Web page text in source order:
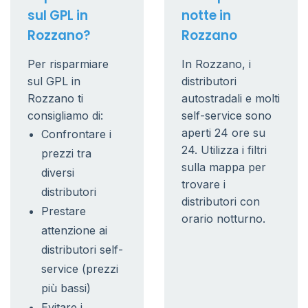
sul GPL in
Rozzano?
Per risparmiare
sul GPL in
Rozzano ti
consigliamo di:
Confrontare i
prezzi tra
diversi
distributori
Prestare
attenzione ai
distributori self-
service (prezzi
più bassi)
notte in
Rozzano
In Rozzano, i
distributori
autostradali e molti
self-service sono
aperti 24 ore su
24. Utilizza i filtri
sulla mappa per
trovare i
distributori con
orario notturno.